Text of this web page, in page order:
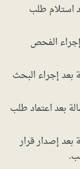
استلام طلب
الفحص
بعد إجراء البحث
بعد اعتماد طلب
بعد إصدار قرار